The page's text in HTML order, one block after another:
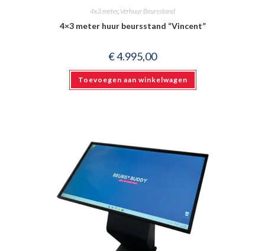
4x3 meter, Verhuur Beursstand
4×3 meter huur beursstand “Vincent”
€4.995,00
Toevoegen aan winkelwagen